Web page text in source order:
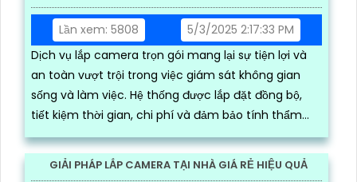
Lần xem: 5808
5/3/2025 2:17:33 PM
Dịch vụ lắp camera trọn gói mang lại sự tiện lợi và
an toàn vượt trội trong việc giám sát không gian
sống và làm việc. Hệ thống được lắp đặt đồng bộ,
tiết kiệm thời gian, chi phí và đảm bảo tính thẩm
mỹ
GIẢI PHÁP LẮP CAMERA TẠI NHÀ GIÁ RẺ HIỆU QUẢ